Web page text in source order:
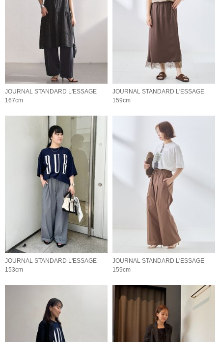
JOURNAL STANDARD L'ESSAGE
167cm
JOURNAL STANDARD L'ESSAGE
159cm
JOURNAL STANDARD L'ESSAGE
153cm
JOURNAL STANDARD L'ESSAGE
159cm